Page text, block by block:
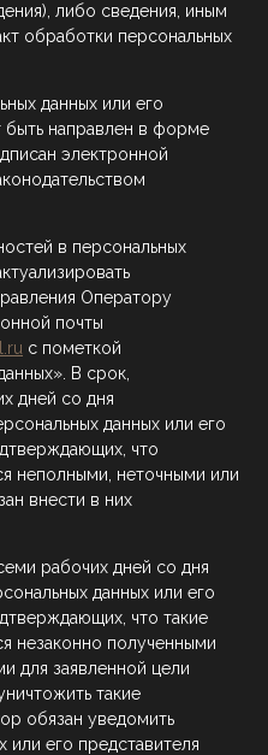
либо сведения, иным
обработки персональных
данных или его
быть направлен в форме
электронной
в персональных
Оператору
почты
с пометкой
В срок,
дней со дня
данных или его
что
неполными, неточными или
внести в них
рабочих дней со дня
данных или его
что такие
незаконно полученными
для заявленной цели
такие
обязан уведомить
или его представителя